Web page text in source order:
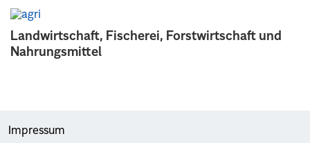
Landwirtschaft, Fischerei, Forstwirtschaft und
Nahrungsmittel
Impressum